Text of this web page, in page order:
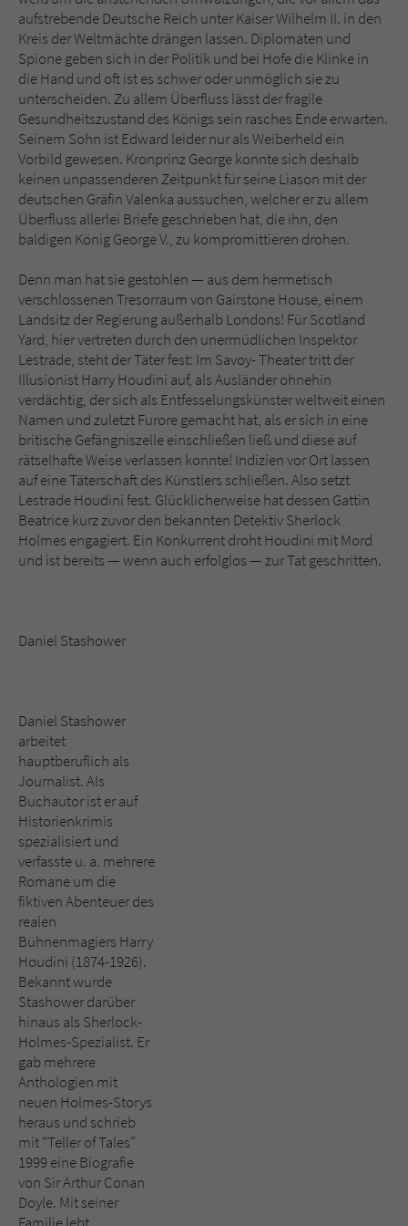
aufstrebende Deutsche Reich unter Kaiser Wilhelm II. in den
Kreis der Weltmächte drängen lassen. Diplomaten und
Spione geben sich in der Politik und bei Hofe die Klinke in
die Hand und oft ist es schwer oder unmöglich sie zu
unterscheiden. Zu allem Überfluss lässt der fragile
Gesundheitszustand des Königs sein rasches Ende erwarten.
Seinem Sohn ist Edward leider nur als Weiberheld ein
Vorbild gewesen. Kronprinz George konnte sich deshalb
keinen unpassenderen Zeitpunkt für seine Liason mit der
deutschen Gräfin Valenka aussuchen, welcher er zu allem
Überfluss allerlei Briefe geschrieben hat, die ihn, den
baldigen König George V., zu kompromittieren drohen.
Denn man hat sie gestohlen — aus dem hermetisch
verschlossenen Tresorraum von Gairstone House, einem
Landsitz der Regierung außerhalb Londons! Für Scotland
Yard, hier vertreten durch den unermüdlichen Inspektor
Lestrade, steht der Täter fest: Im Savoy- Theater tritt der
Illusionist Harry Houdini auf, als Ausländer ohnehin
verdächtig, der sich als Entfesselungskünster weltweit einen
Namen und zuletzt Furore gemacht hat, als er sich in eine
britische Gefängniszelle einschließen ließ und diese auf
rätselhafte Weise verlassen konnte! Indizien vor Ort lassen
auf eine Täterschaft des Künstlers schließen. Also setzt
Lestrade Houdini fest. Glücklicherweise hat dessen Gattin
Beatrice kurz zuvor den bekannten Detektiv Sherlock
Holmes engagiert. Ein Konkurrent droht Houdini mit Mord
und ist bereits — wenn auch erfolglos — zur Tat geschritten.
Daniel Stashower
Daniel Stashower
arbeitet
hauptberuflich als
Journalist. Als
Buchautor ist er auf
Historienkrimis
spezialisiert und
verfasste u. a. mehrere
Romane um die
fiktiven Abenteuer des
realen
Bühnenmagiers Harry
Houdini (1874-1926).
Bekannt wurde
Stashower darüber
hinaus als Sherlock-
Holmes-Spezialist. Er
gab mehrere
Anthologien mit
neuen Holmes-Storys
heraus und schrieb
mit "Teller of Tales”
1999 eine Biografie
von Sir Arthur Conan
Doyle. Mit seiner
Sicherheitscode des Kontaktformulars zu
überprüfen.